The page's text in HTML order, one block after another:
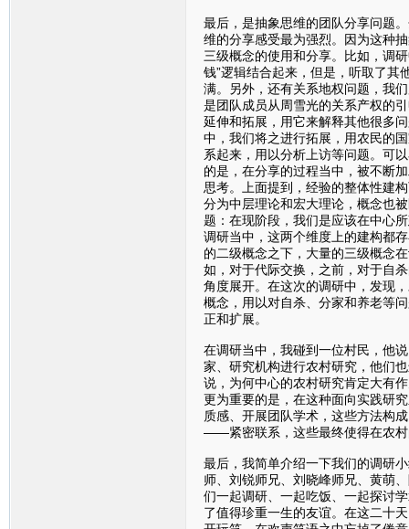
最后，是抽象思维的团队分享问题
维的分享感受最为强烈。因为这种
三级概念的使用和分享。比如，调
钱”逻辑结合起来，但是，听取了其
满。另外，还有关系地权问题，我
是团队成员从周雪光的关系产权的
延伸和拓展，用它来解释其他很多
中，我们将之进行拓展，用农民的
系起来，用以分析上访等问题。可
的是，在分享的过程当中，被不断
思考。上面提到，经验的整体性建
分为中层理论和宏大理论，概念也
题：在现阶段，我们是应该在中心
调研当中，这两个维度上的建构都
的二级概念之下，大量的三级概念
如，对于代际交换，之前，对于自
角度展开。在这次的调研中，发现
概念，用以对自杀、分家和养老等
正和扩展。
在调研当中，我碰到一位村民，他
家、研究机构进行农村研究，他们
说，为何中心的农村研究肯定大有
更为重要的是，在这种面向实践研
质感、开展团队学术，这些方法构
——紧密联系，这些最终使得在农
最后，我简单介绍一下我们的调研
师、刘锐师兄、刘晓峰师兄、黄萌
们一起调研、一起吃饭、一起探讨
了值得珍重一生的友谊。在这二十